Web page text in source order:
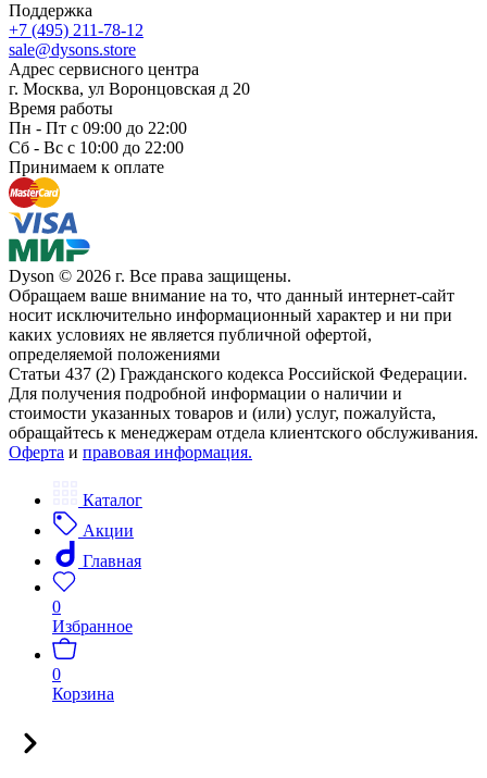
Поддержка
+7 (495) 211-78-12
sale@dysons.store
Адрес сервисного центра
г. Москва, ул Воронцовская д 20
Время работы
Пн - Пт с 09:00 до 22:00
Сб - Вс с 10:00 до 22:00
Принимаем к оплате
Dyson © 2026 г. Все права защищены.
Обращаем ваше внимание на то, что данный интернет-сайт
носит исключительно информационный характер и ни при
каких условиях не является публичной офертой,
определяемой положениями
Статьи 437 (2) Гражданского кодекса Российской Федерации.
Для получения подробной информации о наличии и
стоимости указанных товаров и (или) услуг, пожалуйста,
обращайтесь к менеджерам отдела клиентского обслуживания.
Оферта и правовая информация.
Каталог
Акции
Главная
0
Избранное
0
Корзина